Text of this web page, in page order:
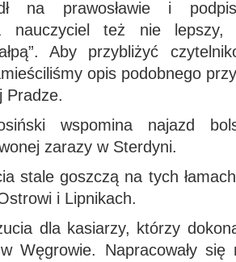
na prawosławie i
a nauczyciel też nie
Aby przybliżyć
opis podobnego
Pradze.
wspomina najazd
zarazy w Sterdyni.
stale goszczą na tych
i Lipnikach.
dla kasiarzy, którzy
w Węgrowie. Napracowały